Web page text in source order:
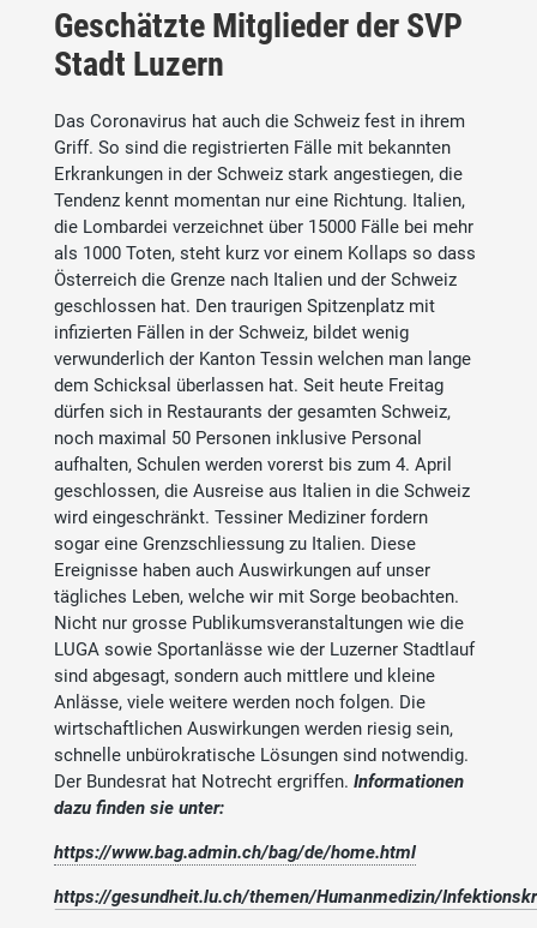
Geschätzte Mitglieder der SVP
Stadt Luzern
Das Coronavirus hat auch die Schweiz fest in ihrem
Griff. So sind die registrierten Fälle mit bekannten
Erkrankungen in der Schweiz stark angestiegen, die
Tendenz kennt momentan nur eine Richtung. Italien,
die Lombardei verzeichnet über 15000 Fälle bei mehr
als 1000 Toten, steht kurz vor einem Kollaps so dass
Österreich die Grenze nach Italien und der Schweiz
geschlossen hat. Den traurigen Spitzenplatz mit
infizierten Fällen in der Schweiz, bildet wenig
verwunderlich der Kanton Tessin welchen man lange
dem Schicksal überlassen hat. Seit heute Freitag
dürfen sich in Restaurants der gesamten Schweiz,
noch maximal 50 Personen inklusive Personal
aufhalten, Schulen werden vorerst bis zum 4. April
geschlossen, die Ausreise aus Italien in die Schweiz
wird eingeschränkt. Tessiner Mediziner fordern
sogar eine Grenzschliessung zu Italien. Diese
Ereignisse haben auch Auswirkungen auf unser
tägliches Leben, welche wir mit Sorge beobachten.
Nicht nur grosse Publikumsveranstaltungen wie die
LUGA sowie Sportanlässe wie der Luzerner Stadtlauf
sind abgesagt, sondern auch mittlere und kleine
Anlässe, viele weitere werden noch folgen. Die
wirtschaftlichen Auswirkungen werden riesig sein,
schnelle unbürokratische Lösungen sind notwendig.
Der Bundesrat hat Notrecht ergriffen. Informationen
dazu finden sie unter:
https://www.bag.admin.ch/bag/de/home.html
https://gesundheit.lu.ch/themen/Humanmedizin/